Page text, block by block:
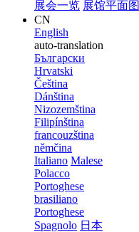
展会一览 展馆平面图
CN
English
auto-translation
Български
Hrvatski
Čeština
Dánština
Nizozemština
Filipínština
francouzština
němčina
Italiano Malese
Polacco
Portoghese
brasiliano
Portoghese
Spagnolo 日本